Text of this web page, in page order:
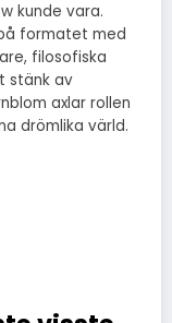
kunde vara.
formatet med
filosofiska
stänk av
axlar rollen
drömlika värld.